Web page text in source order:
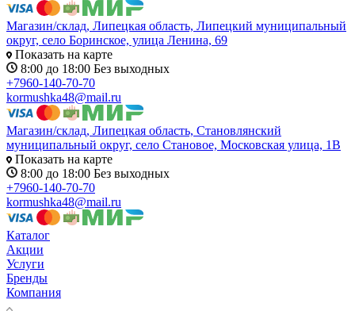
Магазин/склад, Липецкая область, Липецкий муниципальный
округ, село Боринское, улица Ленина, 69
Показать на карте
8:00 до 18:00 Без выходных
+7960-140-70-70
kormushka48@mail.ru
Магазин/склад, Липецкая область, Становлянский
муниципальный округ, село Становое, Московская улица, 1В
Показать на карте
8:00 до 18:00 Без выходных
+7960-140-70-70
kormushka48@mail.ru
Каталог
Акции
Услуги
Бренды
Компания